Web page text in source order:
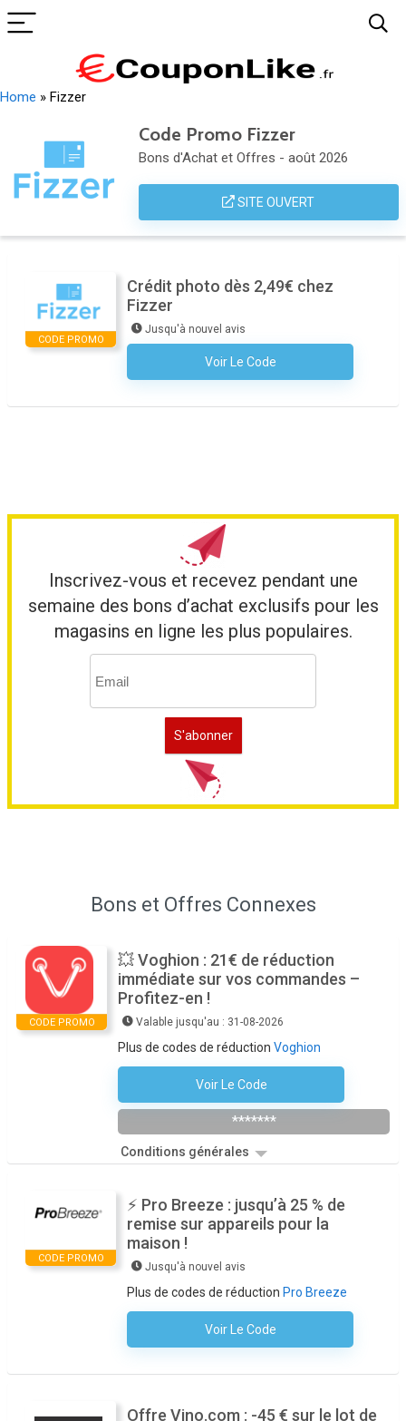
Home » Fizzer
Code Promo Fizzer
Bons d'Achat et Offres - août 2026
SITE OUVERT
CODE PROMO
Crédit photo dès 2,49€ chez
Fizzer
Jusqu'à nouvel avis
Voir Le Code
Aucun Code N'est Nécessaire
Inscrivez-vous et recevez pendant une
semaine des bons d’achat exclusifs pour les
magasins en ligne les plus populaires.
Bons et Offres Connexes
CODE PROMO
💥 Voghion : 21€ de réduction
immédiate sur vos commandes –
Profitez-en !
Valable jusqu'au : 31-08-2026
Plus de codes de réduction Voghion
Voir Le Code
*******
Conditions générales
CODE PROMO
⚡ Pro Breeze : jusqu’à 25 % de
remise sur appareils pour la
maison !
Jusqu'à nouvel avis
Plus de codes de réduction Pro Breeze
Voir Le Code
Aucun Code N'est Nécessaire
Offre Vino.com : -45 € sur le lot de